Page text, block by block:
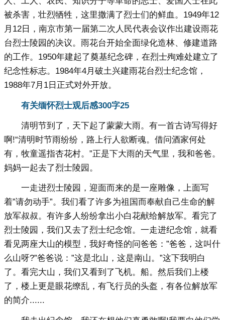
被杀害，壮烈牺牲，这里撒满了烈士们的鲜血。1949年12
月12日，南京市第一届第二次人民代表会议作出建设雨花
台烈士陵园的决议。雨花台开始全面绿化造林、修建道路
的工作。1950年建起了奠基纪念碑，在烈士殉难处建立了
纪念性标志。1984年4月破土兴建雨花台烈士纪念馆，
1988年7月1日正式对外开放。
有关缅怀烈士观后感300字25
清明节到了，天下起了蒙蒙大雨。有一首古诗写得好
啊!“清明时节雨纷纷，路上行人欲断魂。借问酒家何处
有，牧童遥指杏花村。”正是下大雨的天气里，我和爸爸。
妈妈一起去了烈士陵园。
一走进烈士陵园，迎面而来的是一座雕像，上面写
着”请勿动手”。我们看了许多为祖国而奉献自己生命的解
放军叔叔。有许多人纷纷拿出小白花献给解放军。看完了
烈士陵园，我们又去了烈士纪念馆。一走进纪念馆，就看
看见两座大山的模型，我好奇怪的问爸爸：”爸爸，这叫什
么山呀?”爸爸说：”这是北山，这是南山。”这下我明白
了。看完大山，我们又看到了飞机。船。然后我们上楼
了，楼上更是眼花缭乱，有飞行员的头盔，有各位解放军
的简介......